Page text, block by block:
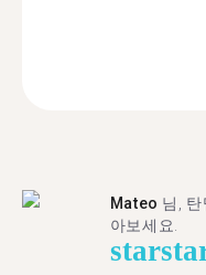
Mateo 님,
아보세요.
star